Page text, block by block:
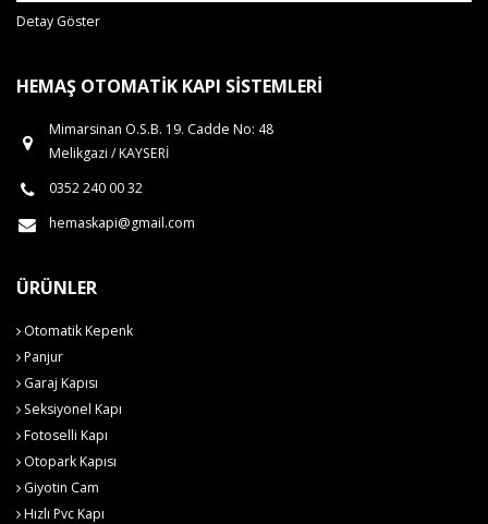
Detay Göster
HEMAŞ OTOMATIK KAPI SISTEMLERI
Mimarsinan O.S.B. 19. Cadde No: 48
Melikgazi / KAYSERİ
0352 240 00 32
hemaskapi@gmail.com
ÜRÜNLER
Otomatik Kepenk
Panjur
Garaj Kapısı
Seksiyonel Kapı
Fotoselli Kapı
Otopark Kapısı
Giyotin Cam
Hızlı Pvc Kapı